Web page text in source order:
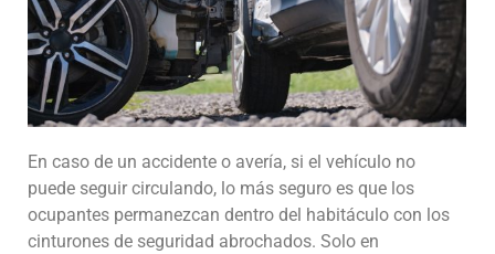
En caso de un accidente o avería, si el vehículo no
puede seguir circulando, lo más seguro es que los
ocupantes permanezcan dentro del habitáculo con los
cinturones de seguridad abrochados. Solo en